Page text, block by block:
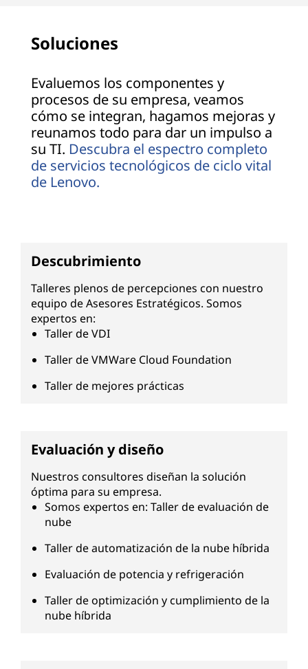
Soluciones
Evaluemos los componentes y
procesos de su empresa, veamos
cómo se integran, hagamos mejoras y
reunamos todo para dar un impulso a
su TI. Descubra el espectro completo
de servicios tecnológicos de ciclo vital
de Lenovo.
Descubrimiento
Talleres plenos de percepciones con nuestro
equipo de Asesores Estratégicos. Somos
expertos en:
Taller de VDI
Taller de VMWare Cloud Foundation
Taller de mejores prácticas
Evaluación y diseño
Nuestros consultores diseñan la solución
óptima para su empresa.
Somos expertos en: Taller de evaluación de
nube
Taller de automatización de la nube híbrida
Evaluación de potencia y refrigeración
Taller de optimización y cumplimiento de la
nube híbrida